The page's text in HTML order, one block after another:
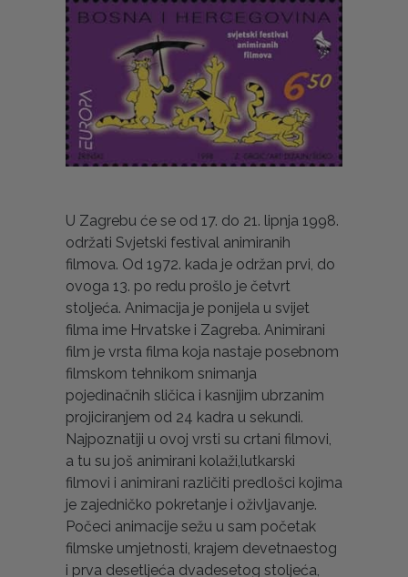
U Zagrebu će se od 17. do 21. lipnja 1998.
održati Svjetski festival animiranih
filmova. Od 1972. kada je održan prvi, do
ovoga 13. po redu prošlo je četvrt
stoljeća. Animacija je ponijela u svijet
filma ime Hrvatske i Zagreba. Animirani
film je vrsta filma koja nastaje posebnom
filmskom tehnikom snimanja
pojedinačnih sličica i kasnijim ubrzanim
projiciranjem od 24 kadra u sekundi.
Najpoznatiji u ovoj vrsti su crtani filmovi,
a tu su još animirani kolaži,lutkarski
filmovi i animirani različiti predlošci kojima
je zajedničko pokretanje i oživljavanje.
Počeci animacije sežu u sam početak
filmske umjetnosti, krajem devetnaestog
i prva desetljeća dvadesetog stoljeća,